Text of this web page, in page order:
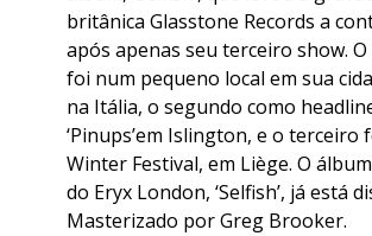
britânica Glasstone Records a
após apenas seu terceiro show.
foi num pequeno local em sua
na Itália, o segundo como
‘Pinups’em Islington, e o terceiro
Winter Festival, em Liège. O
do Eryx London, ‘Selfish’, já está
Masterizado por Greg Brooker.